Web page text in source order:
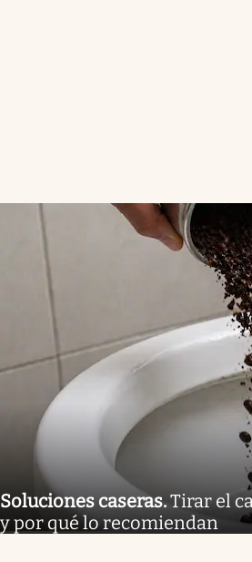
Soluciones caseras.Tirar el
y por qué lo recomiendan